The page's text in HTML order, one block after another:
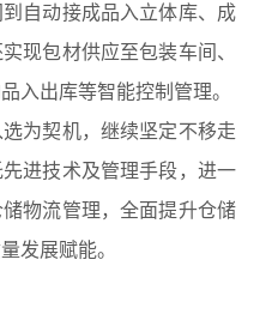
自动接成品入立体库、成
现包材供应至包装车间、
入出库等智能控制管理。
为契机，继续坚定不移走
进技术及管理手段，进一
物流管理，全面提升仓储
发展赋能。